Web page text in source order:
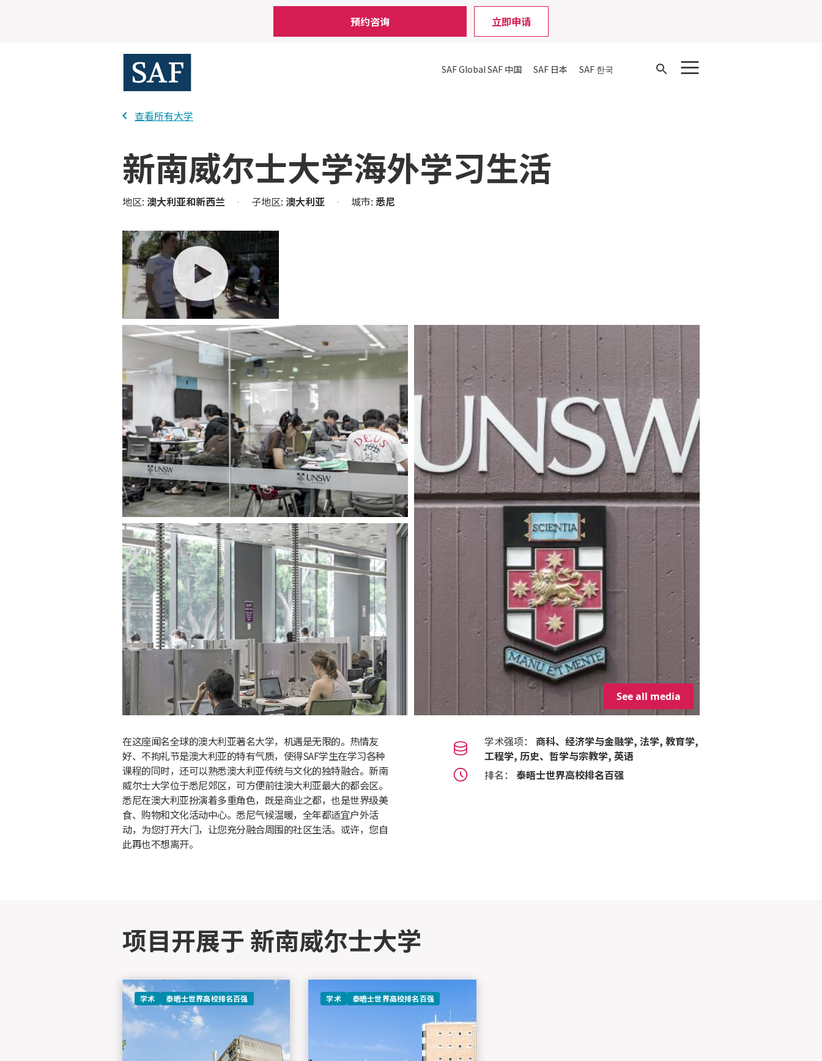
预约咨询 立即申请
SAF GlobalSAF 中国 SAF 日本 SAF 한국
Open
查看所有大学
新南威尔士大学海外学习生活
地区: 澳大利亚和新西兰 • 子地区: 澳大利亚 • 城市: 悉尼
play
See all media
在这座闻名全球的澳大利亚著名大学，机遇是无限的。热情友
好、不拘礼节是澳大利亚的特有气质，使得SAF学生在学习各种
课程的同时，还可以熟悉澳大利亚传统与文化的独特融合。新南
威尔士大学位于悉尼郊区，可方便前往澳大利亚最大的都会区。
悉尼在澳大利亚扮演着多重角色，既是商业之都，也是世界级美
食、购物和文化活动中心。悉尼气候温暖，全年都适宜户外活
动，为您打开大门，让您充分融合周围的社区生活。或许，您自
此再也不想离开。
学术强项： 商科、经济学与金融学, 法学, 教育学,
工程学, 历史、哲学与宗教学, 英语
排名：
泰晤士世界高校排名百强
项目开展于 新南威尔士大学
学术 泰晤士世界高校排名百强 学术 泰晤士世界高校排名百强